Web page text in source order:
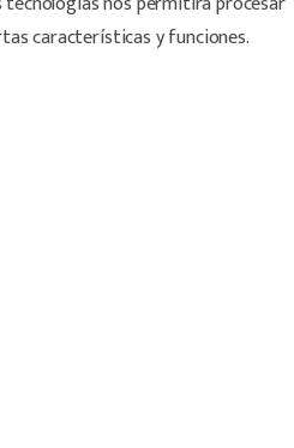
características y funciones.